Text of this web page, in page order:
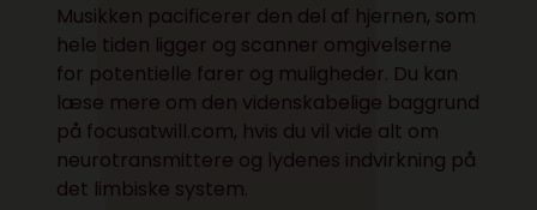
Musikken pacificerer den del af hjernen, som
hele tiden ligger og scanner omgivelserne
for potentielle farer og muligheder. Du kan
læse mere om den videnskabelige baggrund
på focusatwill.com, hvis du vil vide alt om
neurotransmittere og lydenes indvirkning på
det limbiske system.